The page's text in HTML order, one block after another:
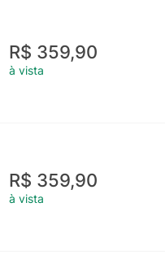
R$ 359,90
à vista
R$ 359,90
à vista